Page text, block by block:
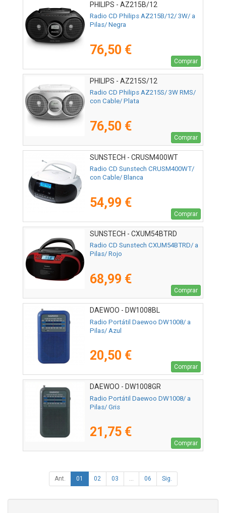
PHILIPS - AZ215B/12
Radio CD Philips AZ215B/12/ 3W/ a
Pilas/ Negra
76,50 €
Comprar
PHILIPS - AZ215S/12
Radio CD Philips AZ215S/ 3W RMS/
con Cable/ Plata
76,50 €
Comprar
SUNSTECH - CRUSM400WT
Radio CD Sunstech CRUSM400WT/
con Cable/ Blanca
54,99 €
Comprar
SUNSTECH - CXUM54BTRD
Radio CD Sunstech CXUM54BTRD/ a
Pilas/ Rojo
68,99 €
Comprar
DAEWOO - DW1008BL
Radio Portátil Daewoo DW1008/ a
Pilas/ Azul
20,50 €
Comprar
DAEWOO - DW1008GR
Radio Portátil Daewoo DW1008/ a
Pilas/ Gris
21,75 €
Comprar
Ant. 01 02 03 ... 06 Sig.